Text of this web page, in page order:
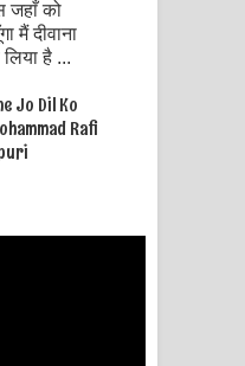
जहाँ को
मैं दीवाना
है ...
Jo Dil Ko
Rafi